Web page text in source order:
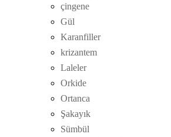
çingene
Gül
Karanfiller
krizantem
Laleler
Orkide
Ortanca
Şakayık
Sümbül